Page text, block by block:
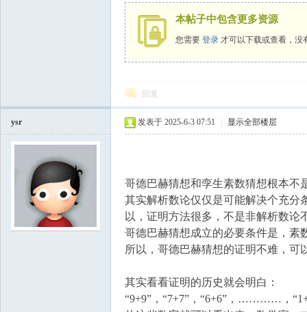
本帖子中包含更多资源
您需要 登录 才可以下载或查看，没
回复
ysr 发表于 2025-6-3 07:51 显示全部楼层
哥德巴赫猜想和孪生素数猜想根本不
其实解析数论仅仅是可能解决个充分
以，证明方法很多，不是非解析数论
哥德巴赫猜想成立的必要条件是，素
所以，哥德巴赫猜想的证明不难，可
其实看看证明的历史就会明白：
“9+9”，“7+7”，“6+6”，…………，